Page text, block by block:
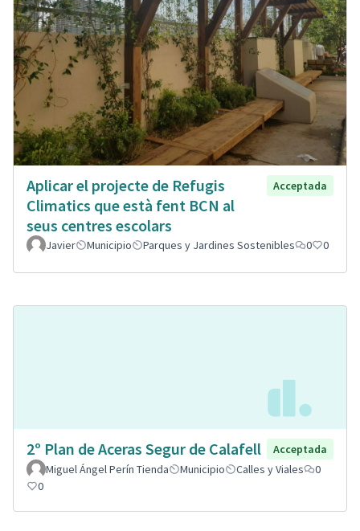
Aplicar el projecte de Refugis
Climatics que està fent BCN al
seus centres escolars
Acceptada
Javier Municipio Parques y Jardines Sostenibles 0 0
2º Plan de Aceras Segur de Calafell
Acceptada
Miguel Ángel Perín Tienda
Municipio Calles y Viales
0
0